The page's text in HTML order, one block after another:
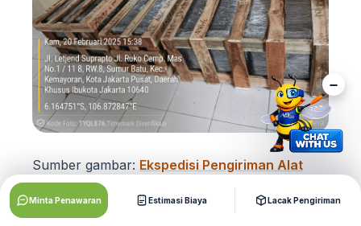
Sumber gambar: Ekspedisi Pengiriman Alat
Minta Penawaran Estimasi Biaya Lacak Pengiriman